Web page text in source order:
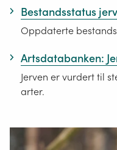
Bestandsstatus jerv
Oppdaterte
Artsdatabanken:
Jerven er vurdert til
arter.